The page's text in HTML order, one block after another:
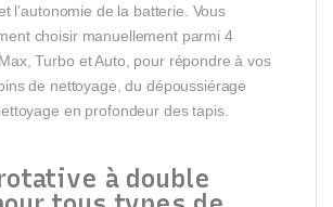
l’autonomie de la batterie. Vous
choisir manuellement parmi 4
Turbo et Auto, pour répondre à vos
de nettoyage, du dépoussiérage
en profondeur des tapis.
à double